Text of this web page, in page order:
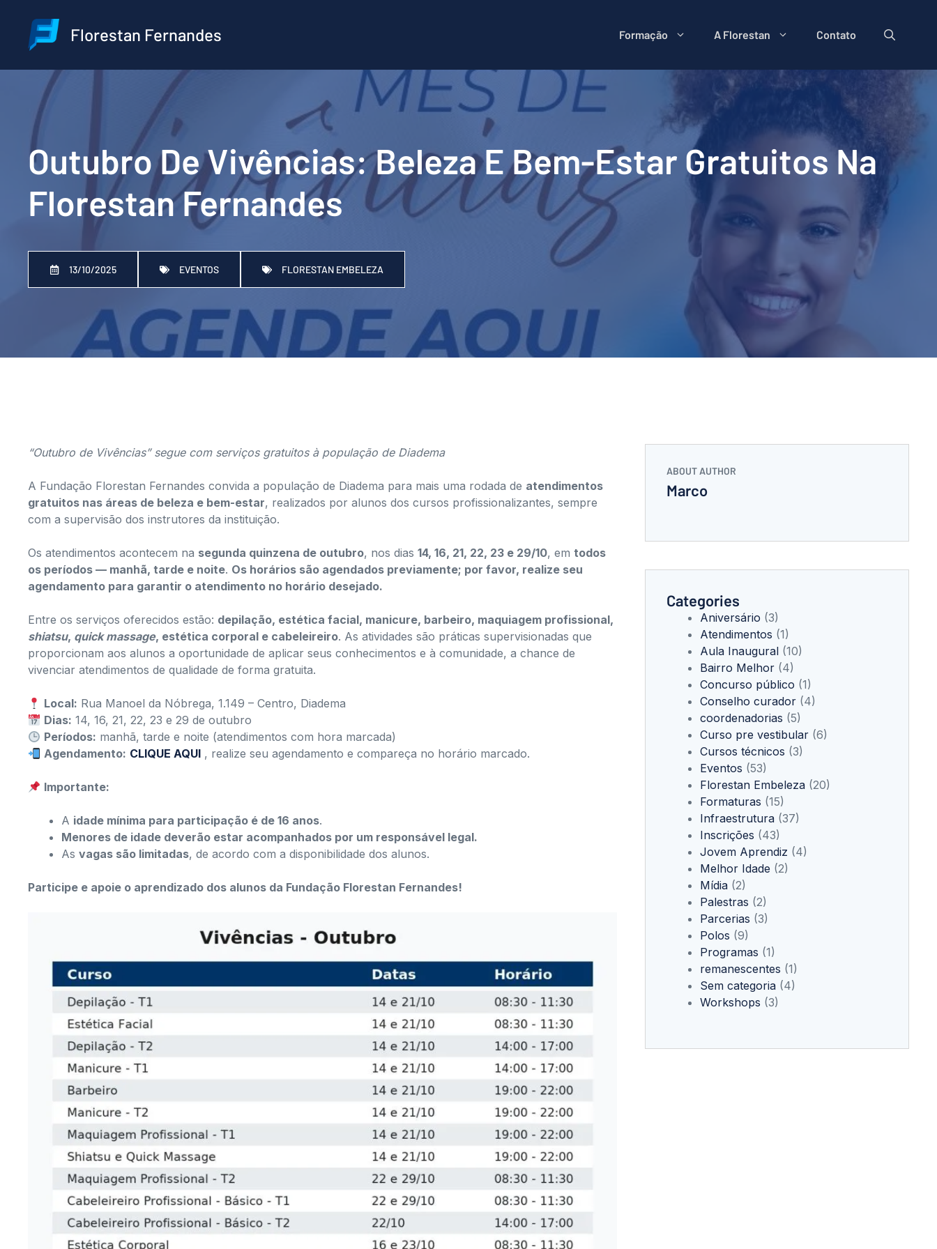
Florestan Fernandes Formação A Florestan Contato
Outubro De Vivências: Beleza E Bem-Estar Gratuitos Na
Florestan Fernandes
13/10/2025 EVENTOS FLORESTAN EMBELEZA
“Outubro de Vivências” segue com serviços gratuitos à população de Diadema
A Fundação Florestan Fernandes convida a população de Diadema para mais uma rodada de atendimentos
gratuitos nas áreas de beleza e bem-estar, realizados por alunos dos cursos profissionalizantes, sempre
com a supervisão dos instrutores da instituição.
Os atendimentos acontecem na segunda quinzena de outubro, nos dias 14, 16, 21, 22, 23 e 29/10, em todos
os períodos — manhã, tarde e noite. Os horários são agendados previamente; por favor, realize seu
agendamento para garantir o atendimento no horário desejado.
Entre os serviços oferecidos estão: depilação, estética facial, manicure, barbeiro, maquiagem profissional,
shiatsu, quick massage, estética corporal e cabeleireiro. As atividades são práticas supervisionadas que
proporcionam aos alunos a oportunidade de aplicar seus conhecimentos e à comunidade, a chance de
vivenciar atendimentos de qualidade de forma gratuita.
Local: Rua Manoel da Nóbrega, 1.149 – Centro, Diadema
Dias: 14, 16, 21, 22, 23 e 29 de outubro
Períodos: manhã, tarde e noite (atendimentos com hora marcada)
Agendamento: CLIQUE AQUI , realize seu agendamento e compareça no horário marcado.
Importante:
A idade mínima para participação é de 16 anos.
Menores de idade deverão estar acompanhados por um responsável legal.
As vagas são limitadas, de acordo com a disponibilidade dos alunos.
Participe e apoie o aprendizado dos alunos da Fundação Florestan Fernandes!
ABOUT AUTHOR
Marco
Categories
Aniversário (3)
Atendimentos (1)
Aula Inaugural(10)
Bairro Melhor(4)
Concurso público (1)
Conselho curador(4)
coordenadorias (5)
Curso pre vestibular(6)
Cursos técnicos (3)
Eventos (53)
Florestan Embeleza(20)
Formaturas (15)
Infraestrutura(37)
Inscrições (43)
Jovem Aprendiz (4)
Melhor Idade (2)
Mídia(2)
Palestras (2)
Parcerias (3)
Polos (9)
Programas (1)
remanescentes (1)
Sem categoria(4)
Workshops (3)